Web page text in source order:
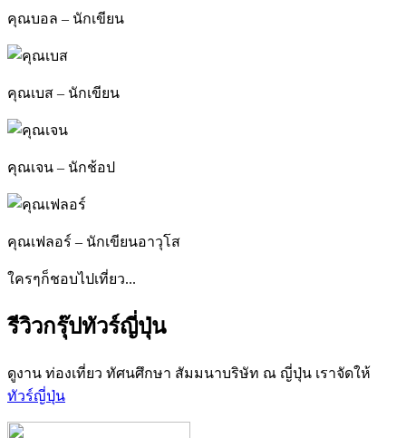
คุณบอล – นักเขียน
คุณเบส – นักเขียน
คุณเจน – นักช้อป
คุณเฟลอร์ – นักเขียนอาวุโส
ใครๆก็ชอบไปเที่ยว...
รีวิวกรุ๊ปทัวร์ญี่ปุ่น
ดูงาน ท่องเที่ยว ทัศนศึกษา สัมมนาบริษัท ณ ญี่ปุ่น เราจัดให้
ทัวร์ญี่ปุ่น